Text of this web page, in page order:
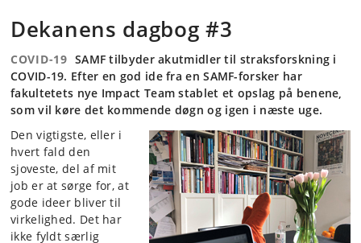
Dekanens dagbog #3
COVID-19 SAMF tilbyder akutmidler til straksforskning i
COVID-19. Efter en god ide fra en SAMF-forsker har
fakultetets nye Impact Team stablet et opslag på benene,
som vil køre det kommende døgn og igen i næste uge.
Den vigtigste, eller i
hvert fald den
sjoveste, del af mit
job er at sørge for, at
gode ideer bliver til
virkelighed. Det har
ikke fyldt særlig